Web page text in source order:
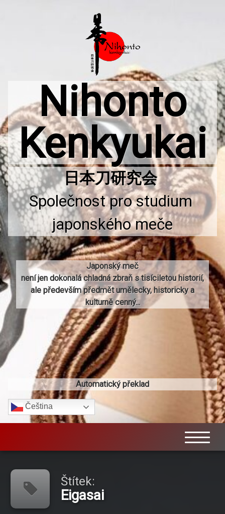
Nihonto
Kenkyukai
Společnost pro studium
japonského meče
Japonský meč
není jen dokonalá chladná zbraň s tisíciletou historií,
ale především předmět umělecky, historicky a
kulturně cenný...
Automatický překlad
Čeština‎
Štítek:
Eigasai